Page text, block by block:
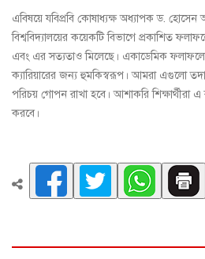
এবিষয়ে যবিপ্রবি কোষাধ্যক্ষ অধ্যাপক ড.
বিশ্ববিদ্যালয়ের কয়েকটি বিভাগে প্রকাশিত
এবং এর সত্যতাও মিলেছে। একাডেমিক ফলাফলে
ক্যারিয়ারের জন্য হুমকিস্বরূপ। আমরা এগুলো
পরিচয় গোপন রাখা হবে। আশাকরি শিক্ষার্থীরা
করবে।